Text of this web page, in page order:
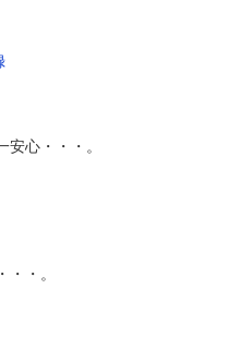
安心・・・。
・・。